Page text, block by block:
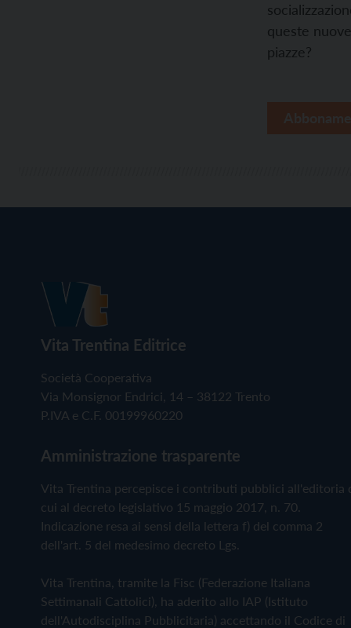
queste nuove
piazze?
Vita Trentina Editrice
Società Cooperativa
Via Monsignor Endrici, 14 – 38122 Trento
P.IVA e C.F. 00199960220
Amministrazione trasparente
Vita Trentina percepisce i contributi pubblici all'editoria
cui al decreto legislativo 15 maggio 2017, n. 70.
Indicazione resa ai sensi della lettera f) del comma 2
dell'art. 5 del medesimo decreto Lgs.
Vita Trentina, tramite la Fisc (Federazione Italiana
Settimanali Cattolici), ha aderito allo IAP (Istituto
dell'Autodisciplina Pubblicitaria) accettando il Codice di